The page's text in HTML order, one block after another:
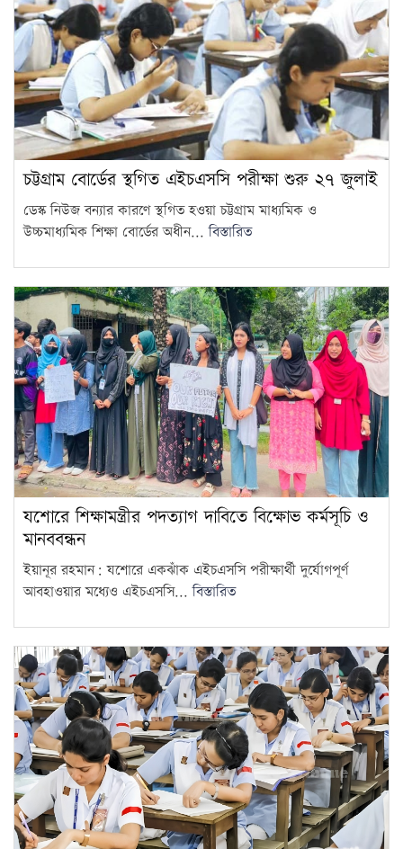
11
12
আওয়ামী লীগের সঙ্গে গণতন্ত্র যায়
না: মির্জা ফখরুল
13
দরপত্র ছাড়াই ২০০ ইলেকট্রিক বাস
কিনছে সরকার
14
সকালেই সড়ক দুর্ঘটনায় দুই জেলায়
প্রাণ গেল ১৬ জনের
15
বাংলাদেশের রাস্তা মেরামতের ট্রাক
আটকে দিল বিএসএফ, ভোগান্তিতে
এলাকাবাসী
চট্টগ্রাম বোর্ডের স্থগিত এইচএসসি পরীক্ষা শুরু ২৭ জুলাই
ডেস্ক নিউজ বন্যার কারণে স্থগিত হওয়া চট্টগ্রাম মাধ্যমিক ও
উচ্চমাধ্যমিক শিক্ষা বোর্ডের অধীন...বিস্তারিত
যশোরে শিক্ষামন্ত্রীর পদত্যাগ দাবিতে বিক্ষোভ কর্মসূচি ও
মানববন্ধন
ইয়ানূর রহমান: যশোরে একঝাঁক এইচএসসি পরীক্ষার্থী দুর্যোগপূর্ণ
আবহাওয়ার মধ্যেও এইচএসসি...বিস্তারিত